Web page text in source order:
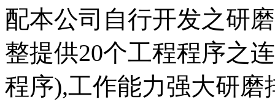
配本公司自行开发之研
整提供20个工程程序之
程序),工作能力强大研